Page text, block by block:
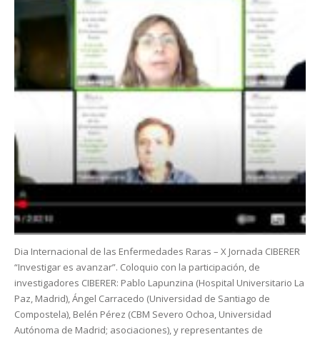
Dia Internacional de las Enfermedades Raras – X Jornada CIBERER
“Investigar es avanzar”. Coloquio con la participación, de
investigadores CIBERER: Pablo Lapunzina (Hospital Universitario La
Paz, Madrid), Ángel Carracedo (Universidad de Santiago de
Compostela), Belén Pérez (CBM Severo Ochoa, Universidad
Autónoma de Madrid; asociaciones), y representantes de